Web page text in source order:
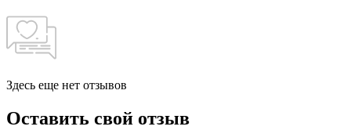
Здесь еще нет отзывов
Оставить свой отзыв